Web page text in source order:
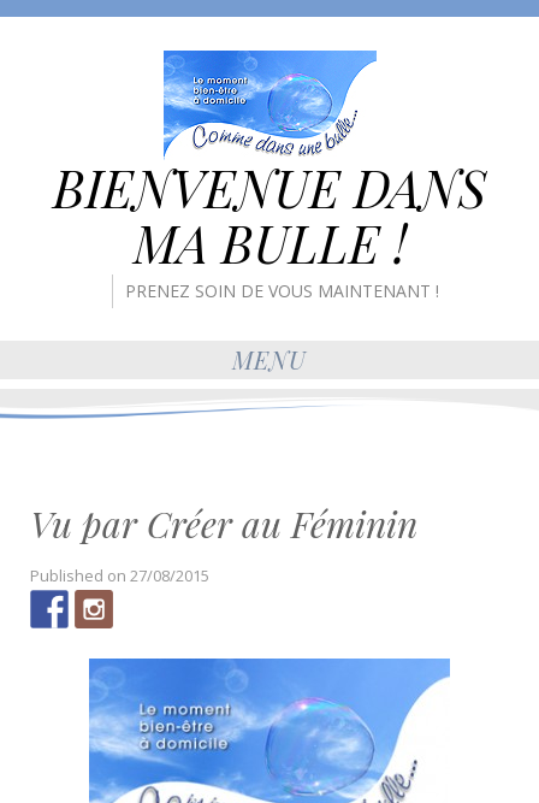
BIENVENUE DANS
MA BULLE !
PRENEZ SOIN DE VOUS MAINTENANT !
MENU
Vu par Créer au Féminin
Published on 27/08/2015